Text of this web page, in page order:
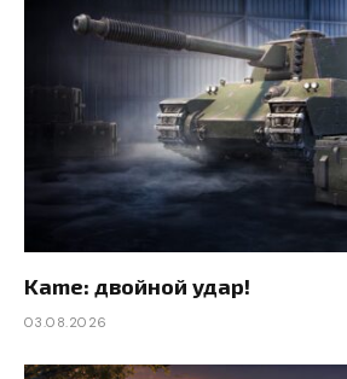
Kame: двойной удар!
03.08.2026